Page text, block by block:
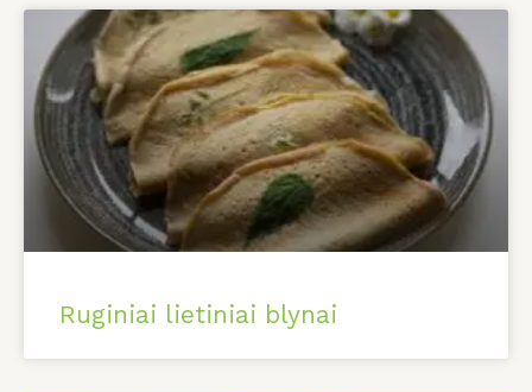
Ruginiai lietiniai blynai